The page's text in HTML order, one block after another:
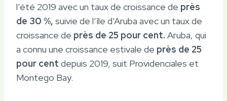
l’été 2019 avec un taux de croissance de près
de 30 %, suivie de l’île d’Aruba avec un taux de
croissance de près de 25 pour cent. Aruba, qui
a connu une croissance estivale de près de 25
pour cent depuis 2019, suit Providenciales et
Montego Bay.